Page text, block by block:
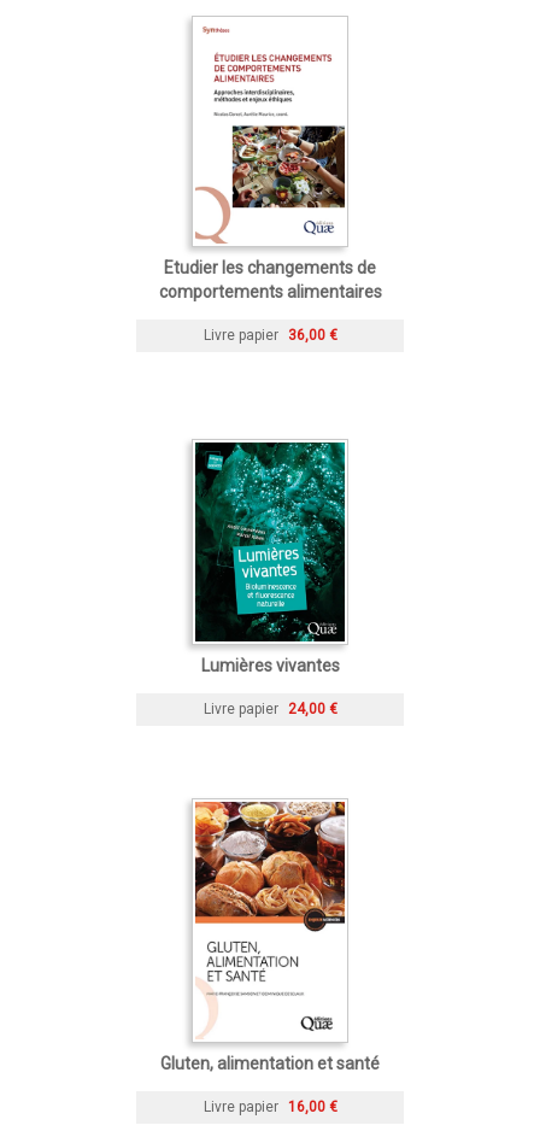
Etudier les changements de
comportements alimentaires
Livre papier 36,00 €
Lumières vivantes
Livre papier 24,00 €
Gluten, alimentation et santé
Livre papier 16,00 €